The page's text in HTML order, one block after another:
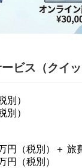
ビス（クイッ
別）
別）
円（税別）＋ 旅
円（税別）